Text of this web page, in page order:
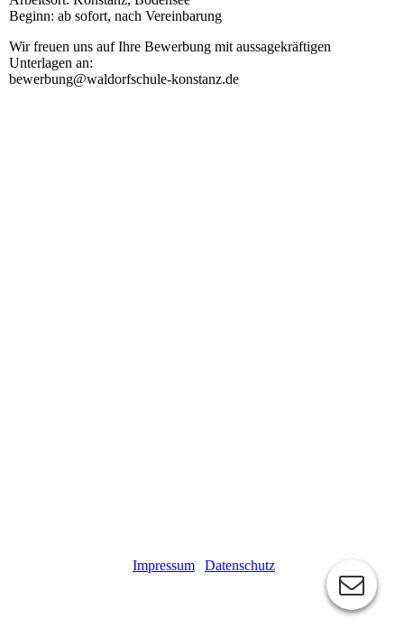
Beginn: ab sofort, nach Vereinbarung
Wir freuen uns auf Ihre Bewerbung mit aussagekräftigen
Unterlagen an:
bewerbung@waldorfschule-konstanz.de
Impressum
Datenschutz
Freie Waldorfschule Konstanz, Robert-Bosch-Straße 3, Tel. 07531/ 12